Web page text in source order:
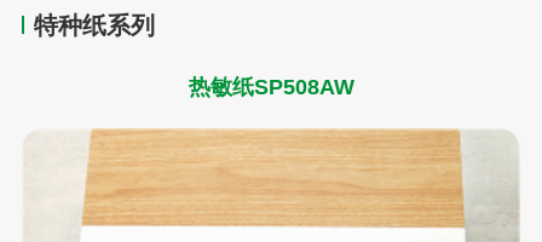
特种纸系列
热敏纸SP508AW